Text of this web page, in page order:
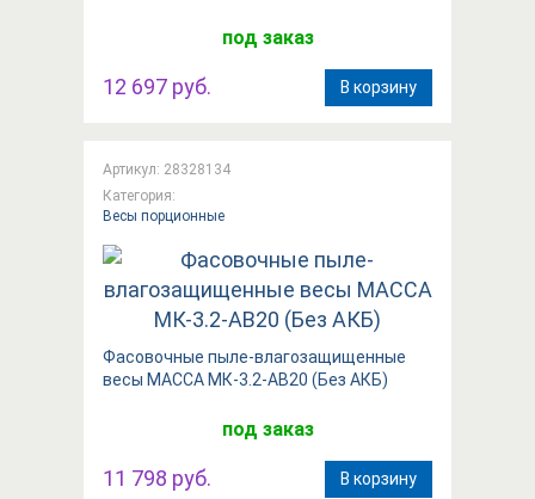
под заказ
12 697 руб. В корзину
Артикул: 28328134
Категория:
Весы порционные
Фасовочные пыле-влагозащищенные
весы МАССА МК-3.2-АВ20 (Без АКБ)
под заказ
11 798 руб. В корзину